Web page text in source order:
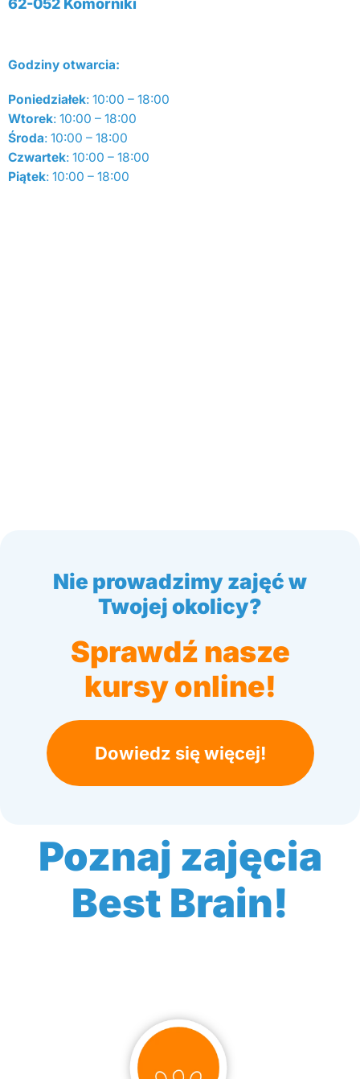
Godziny otwarcia:
Poniedziałek: 10:00 – 18:00
Wtorek: 10:00 – 18:00
Środa: 10:00 – 18:00
Czwartek: 10:00 – 18:00
Piątek: 10:00 – 18:00
Nie prowadzimy zajęć w
Twojej okolicy?
Sprawdź nasze
kursy online!
Dowiedz się więcej!
Poznaj zajęcia
Best Brain!